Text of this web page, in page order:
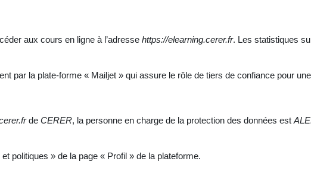
aux cours en ligne à l’adresse https://elearning.cerer.fr. Les statistiques
par la plate-forme « Mailjet » qui assure le rôle de tiers de confiance pour
de CERER, la personne en charge de la protection des données est
politiques » de la page « Profil » de la plateforme.